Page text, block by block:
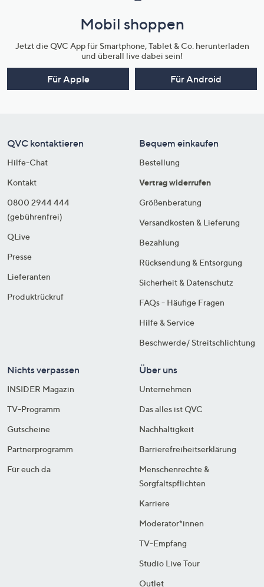
Mobil shoppen
Jetzt die QVC App für Smartphone, Tablet & Co. herunterladen
und überall live dabei sein!
Für Apple Für Android
QVC kontaktieren
Hilfe-Chat
Kontakt
0800 2944 444
(gebührenfrei)
QLive
Presse
Lieferanten
Produktrückruf
Bequem einkaufen
Bestellung
Vertrag widerrufen
Größenberatung
Versandkosten & Lieferung
Bezahlung
Rücksendung & Entsorgung
Sicherheit & Datenschutz
FAQs - Häufige Fragen
Hilfe & Service
Beschwerde/ Streitschlichtung
Nichts verpassen
INSIDER Magazin
TV-Programm
Gutscheine
Partnerprogramm
Für euch da
Über uns
Unternehmen
Das alles ist QVC
Nachhaltigkeit
Barrierefreiheitserklärung
Menschenrechte &
Sorgfaltspflichten
Karriere
Moderator*innen
TV-Empfang
Studio Live Tour
Outlet